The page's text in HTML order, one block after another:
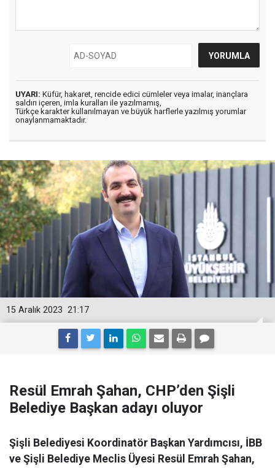
UYARI: Küfür, hakaret, rencide edici cümleler veya imalar, inançlara
saldırı içeren, imla kuralları ile yazılmamış,
Türkçe karakter kullanılmayan ve büyük harflerle yazılmış yorumlar
onaylanmamaktadır.
21:17
15 Aralık 2023
Resül Emrah Şahan, CHP’den Şişli
Belediye Başkan adayı oluyor
Şişli Belediyesi Koordinatör Başkan Yardımcısı, İBB
ve Şişli Belediye Meclis Üyesi Resül Emrah Şahan,